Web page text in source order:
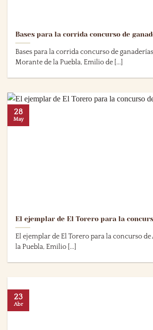
Bases para la corrida concurso de
Bases para la corrida concurso de
Morante de la Puebla, Emilio de [...]
El ejemplar de El Torero para la
El ejemplar de El Torero para la concurso
la Puebla, Emilio [...]
28
May
23
Abr